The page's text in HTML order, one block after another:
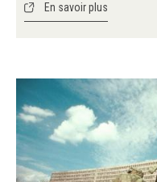
En savoir plus